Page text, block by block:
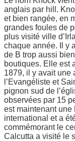
anglais par hill.
et bien rangée, en
grandes foules de
plus visité ville
chaque année. Il y
de B trop aussi
boutiques. Elle est
1879, il y avait une
l’Evangéliste et
pignon sud de
observées par 15
est maintenant
international et a
commémorant le
Calcutta a visité le